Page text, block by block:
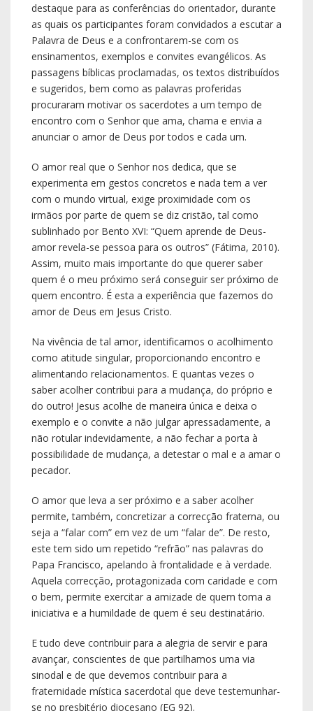
destaque para as conferências do orientador, durante
as quais os participantes foram convidados a escutar a
Palavra de Deus e a confrontarem-se com os
ensinamentos, exemplos e convites evangélicos. As
passagens bíblicas proclamadas, os textos distribuídos
e sugeridos, bem como as palavras proferidas
procuraram motivar os sacerdotes a um tempo de
encontro com o Senhor que ama, chama e envia a
anunciar o amor de Deus por todos e cada um.
O amor real que o Senhor nos dedica, que se
experimenta em gestos concretos e nada tem a ver
com o mundo virtual, exige proximidade com os
irmãos por parte de quem se diz cristão, tal como
sublinhado por Bento XVI: “Quem aprende de Deus-
amor revela-se pessoa para os outros” (Fátima, 2010).
Assim, muito mais importante do que querer saber
quem é o meu próximo será conseguir ser próximo de
quem encontro. É esta a experiência que fazemos do
amor de Deus em Jesus Cristo.
Na vivência de tal amor, identificamos o acolhimento
como atitude singular, proporcionando encontro e
alimentando relacionamentos. E quantas vezes o
saber acolher contribui para a mudança, do próprio e
do outro! Jesus acolhe de maneira única e deixa o
exemplo e o convite a não julgar apressadamente, a
não rotular indevidamente, a não fechar a porta à
possibilidade de mudança, a detestar o mal e a amar o
pecador.
O amor que leva a ser próximo e a saber acolher
permite, também, concretizar a correcção fraterna, ou
seja a “falar com” em vez de um “falar de”. De resto,
este tem sido um repetido “refrão” nas palavras do
Papa Francisco, apelando à frontalidade e à verdade.
Aquela correcção, protagonizada com caridade e com
o bem, permite exercitar a amizade de quem toma a
iniciativa e a humildade de quem é seu destinatário.
E tudo deve contribuir para a alegria de servir e para
avançar, conscientes de que partilhamos uma via
sinodal e de que devemos contribuir para a
fraternidade mística sacerdotal que deve testemunhar-
se no presbitério diocesano (EG 92).